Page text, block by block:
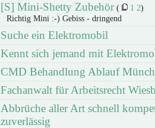
[S] Mini-Shetty Zubehör( 1 2)
Richtig Mini :-) Gebiss - dringend
Suche ein Elektromobil
Kennt sich jemand mit
CMD Behandlung Ablauf
Fachanwalt für Arbeitsrecht
Abbrüche aller Art schnell
zuverlässig